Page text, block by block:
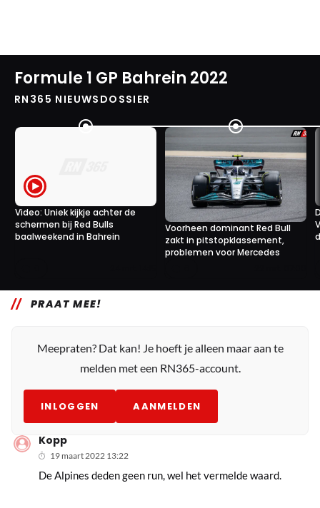
Formule 1 GP Bahrein 2022
RN365 NIEUWSDOSSIER
Video: Uniek kijkje achter de
schermen bij Red Bulls
baalweekend in Bahrein
Voorheen dominant Red Bull
zakt in pitstopklassement,
problemen voor Mercedes
PRAAT MEE!
Meepraten? Dat kan! Je hoeft je alleen maar aan te
melden met een RN365-account.
INLOGGEN AANMELDEN
Kopp
19 maart 2022 13:22
De Alpines deden geen run, wel het vermelde waard.